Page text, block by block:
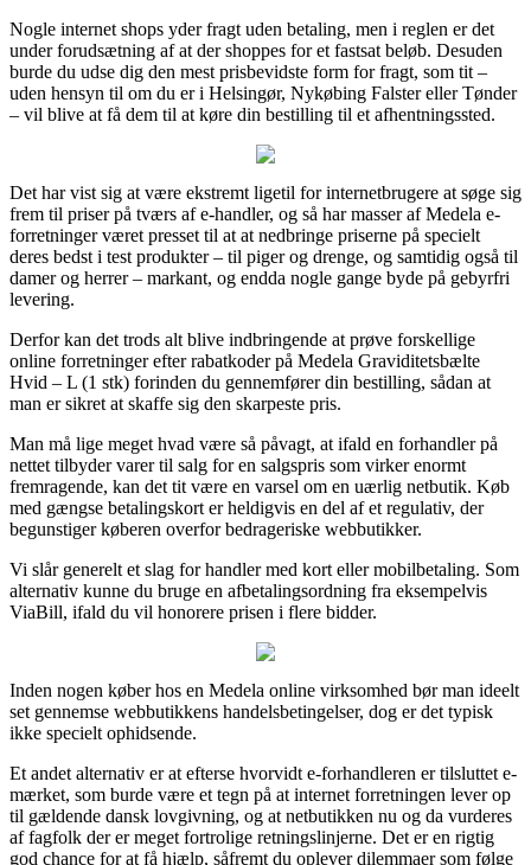
Nogle internet shops yder fragt uden betaling, men i reglen er det
under forudsætning af at der shoppes for et fastsat beløb. Desuden
burde du udse dig den mest prisbevidste form for fragt, som tit –
uden hensyn til om du er i Helsingør, Nykøbing Falster eller Tønder
– vil blive at få dem til at køre din bestilling til et afhentningssted.
Det har vist sig at være ekstremt ligetil for internetbrugere at søge sig
frem til priser på tværs af e-handler, og så har masser af Medela e-
forretninger været presset til at at nedbringe priserne på specielt
deres bedst i test produkter – til piger og drenge, og samtidig også til
damer og herrer – markant, og endda nogle gange byde på gebyrfri
levering.
Derfor kan det trods alt blive indbringende at prøve forskellige
online forretninger efter rabatkoder på Medela Graviditetsbælte
Hvid – L (1 stk) forinden du gennemfører din bestilling, sådan at
man er sikret at skaffe sig den skarpeste pris.
Man må lige meget hvad være så påvagt, at ifald en forhandler på
nettet tilbyder varer til salg for en salgspris som virker enormt
fremragende, kan det tit være en varsel om en uærlig netbutik. Køb
med gængse betalingskort er heldigvis en del af et regulativ, der
begunstiger køberen overfor bedrageriske webbutikker.
Vi slår generelt et slag for handler med kort eller mobilbetaling. Som
alternativ kunne du bruge en afbetalingsordning fra eksempelvis
ViaBill, ifald du vil honorere prisen i flere bidder.
Inden nogen køber hos en Medela online virksomhed bør man ideelt
set gennemse webbutikkens handelsbetingelser, dog er det typisk
ikke specielt ophidsende.
Et andet alternativ er at efterse hvorvidt e-forhandleren er tilsluttet e-
mærket, som burde være et tegn på at internet forretningen lever op
til gældende dansk lovgivning, og at netbutikken nu og da vurderes
af fagfolk der er meget fortrolige retningslinjerne. Det er en rigtig
god chance for at få hjælp, såfremt du oplever dilemmaer som følge